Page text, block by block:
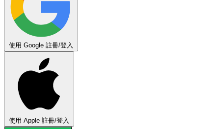
使用 Google 註冊/登入
使用 Apple 註冊/登入